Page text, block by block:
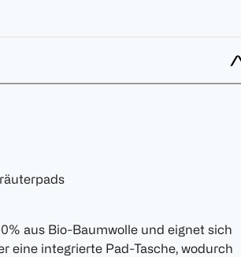
aus Bio-Baumwolle und eignet sich
eine integrierte Pad-Tasche, wodurch